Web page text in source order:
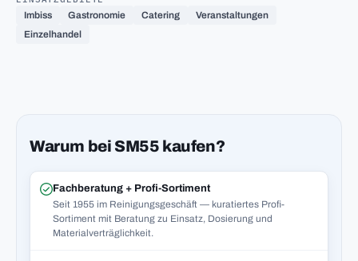
Imbiss
Gastronomie Catering
Veranstaltungen
Einzelhandel
Warum bei SM55 kaufen?
Fachberatung + Profi-Sortiment
Seit 1955 im Reinigungsgeschäft — kuratiertes Profi-
Sortiment mit Beratung zu Einsatz, Dosierung und
Materialverträglichkeit.